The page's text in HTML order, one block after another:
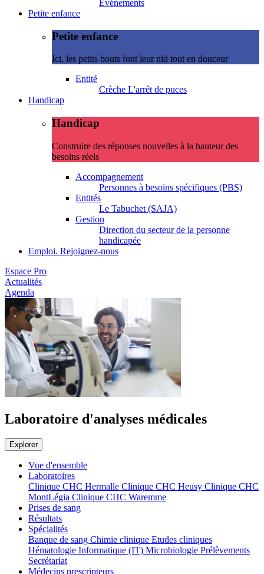
Evénements
Petite enfance
Petite enfance
Ici, les petits bouts font leur nid tout en douceur
Entité
Crèche L'arrêt de puces
Handicap
Handicap
Construire des réponses nouvelles à la hauteur des
besoins réels
Accompagnement
Personnes à besoins spécifiques (PBS)
Entités
Le Tabuchet (SAJA)
Gestion
Direction du secteur de la personne
handicapée
Emploi. Rejoignez-nous
Espace Pro
Actualités
Agenda
Laboratoire d'analyses médicales
Explorer
Vue d'ensemble
Laboratoires
Clinique CHC Hermalle Clinique CHC Heusy Clinique CHC
MontLégia Clinique CHC Waremme
Prises de sang
Résultats
Spécialités
Banque de sang Chimie clinique Etudes cliniques
Hématologie Informatique (IT) Microbiologie Prélèvements
Secrétariat
Médecins prescripteurs